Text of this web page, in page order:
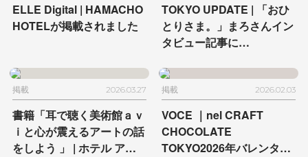
ELLE Digital | HAMACHO
HOTELが掲載されました
TOKYO UPDATE |
「おひ
とりさま。」まろさんイン
タビュー記事に
掲載 2026.03.27
書籍「耳で聴く美術館ａｖ
ｉと心が震えるアートの話
をしよう 」 | ホテル アン
掲載 2026.02.03
VOCE ｜ nel CRAFT
CHOCOLATE
TOKYO2026年バレンタイ